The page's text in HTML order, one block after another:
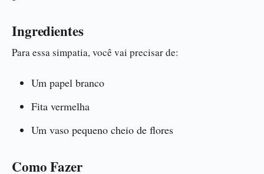
Ingredientes
Para essa simpatia, você vai precisar de:
Um papel branco
Fita vermelha
Um vaso pequeno cheio de flores
Como Fazer